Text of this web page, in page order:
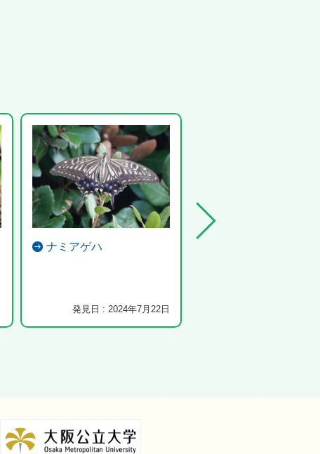
ナミアゲハ
発見日 : 2024年7月22日